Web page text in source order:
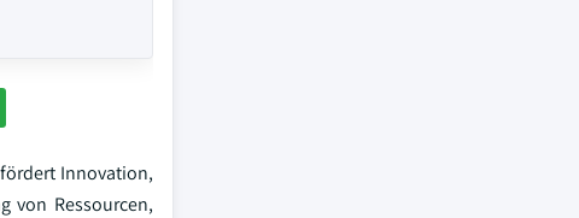
Innovation,
von Ressourcen,